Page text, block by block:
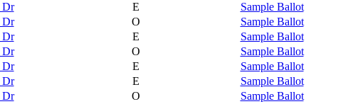
Dr
E
Sample Ballot
Dr
O
Sample Ballot
Dr
E
Sample Ballot
Dr
O
Sample Ballot
Dr
E
Sample Ballot
Dr
E
Sample Ballot
Dr
O
Sample Ballot